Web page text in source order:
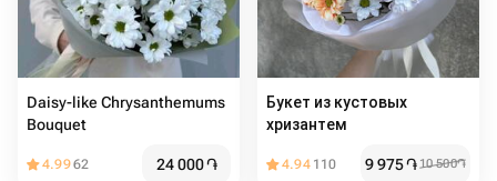
Daisy-like Chrysanthemums
Bouquet
4.9962 24 000֏
Букет из кустовых
хризантем
4.94 110 9 975֏10 500֏